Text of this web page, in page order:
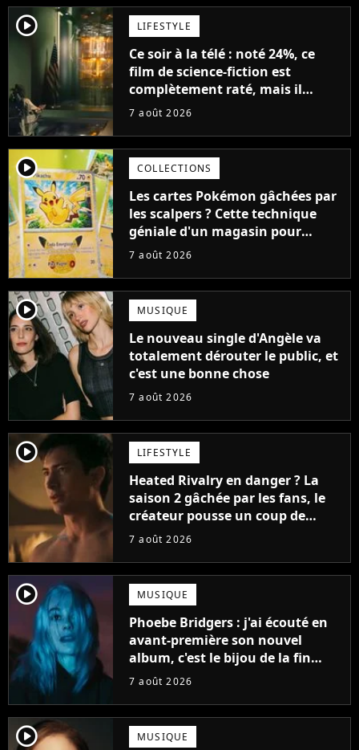
player2 LIFESTYLE
Ce soir à la télé : noté 24%, ce
film de science-fiction est
complètement raté, mais il
aurait pu être encore pire à
7 août 2026
player2 COLLECTIONS
Les cartes Pokémon gâchées par
les scalpers ? Cette technique
géniale d'un magasin pour
ruiner les revendeurs
7 août 2026
player2 MUSIQUE
Le nouveau single d'Angèle va
totalement dérouter le public, et
c'est une bonne chose
7 août 2026
player2 LIFESTYLE
Heated Rivalry en danger ? La
saison 2 gâchée par les fans, le
créateur pousse un coup de
gueule
7 août 2026
player2 MUSIQUE
Phoebe Bridgers : j'ai écouté en
avant-première son nouvel
album, c'est le bijou de la fin
d'été
7 août 2026
player2 MUSIQUE